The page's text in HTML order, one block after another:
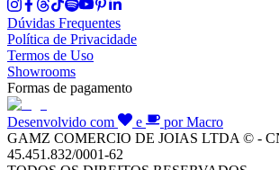
Dúvidas Frequentes
Política de Privacidade
Termos de Uso
Showrooms
Formas de pagamento
Desenvolvido com e
por Macro
GAMZ COMERCIO DE JOIAS LTDA © -
45.451.832/0001-62